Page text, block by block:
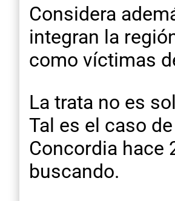
Considera
integran la
como víctimas
La trata no es
Tal es el caso
Concordia hace
buscando.